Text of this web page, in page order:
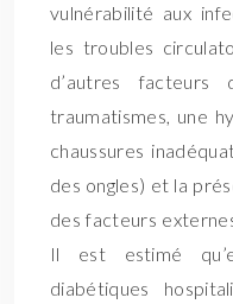
vulnérabilité aux
les troubles
d’autres facteurs
traumatismes, une
chaussures
des ongles) et la
des facteurs
Il est estimé
diabétiques